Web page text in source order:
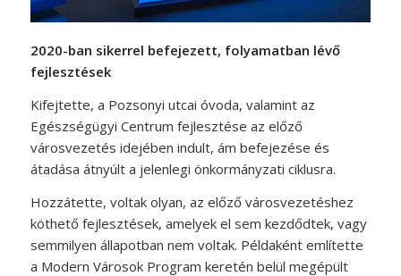
2020-ban sikerrel befejezett, folyamatban lévő
fejlesztések
Kifejtette, a Pozsonyi utcai óvoda, valamint az
Egészségügyi Centrum fejlesztése az előző
városvezetés idejében indult, ám befejezése és
átadása átnyúlt a jelenlegi önkormányzati ciklusra.
Hozzátette, voltak olyan, az előző városvezetéshez
köthető fejlesztések, amelyek el sem kezdődtek, vagy
semmilyen állapotban nem voltak. Példaként említette
a Modern Városok Program keretén belül megépült